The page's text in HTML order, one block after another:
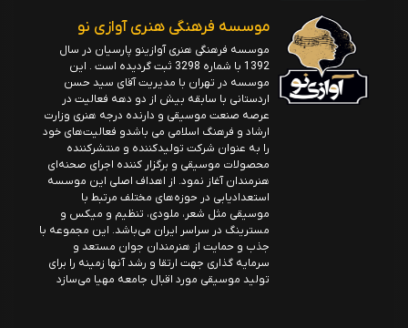
موسسه فرهنگی هنری آوازی نو
موسسه فرهنگی هنری آوازینو پارسیان در سال
1392 با شماره 3298 ثبت گردیده است . این
موسسه در تهران با مدیریت آقای سید حسن
اردستانی با سابقه بیش از دو دهه فعالیت در
عرصه صنعت موسیقی و دارنده درجه هنری وزارت
ارشاد و فرهنگ اسلامی می باشدو فعالیت‌های خود
را به عنوان شرکت تولیدکننده و منتشرکننده
محصولات موسیقی و برگزار کننده اجرای صحنه‌ای
هنرمندان آغاز نمود. از اهداف اصلی این موسسه
استعدادیابی در حوزه‌های مختلف مرتبط با
موسیقی مثل شعر، ملودی، تنظیم و میکس و
مسترینگ در سراسر ایران می‌باشد. این مجموعه با
جذب و حمایت از هنرمندان جوان مستعد و
سرمایه گذاری جهت ارتقا و رشد آنها زمینه را برای
تولید موسیقی مورد اقبال جامعه مهیا می‌سازد